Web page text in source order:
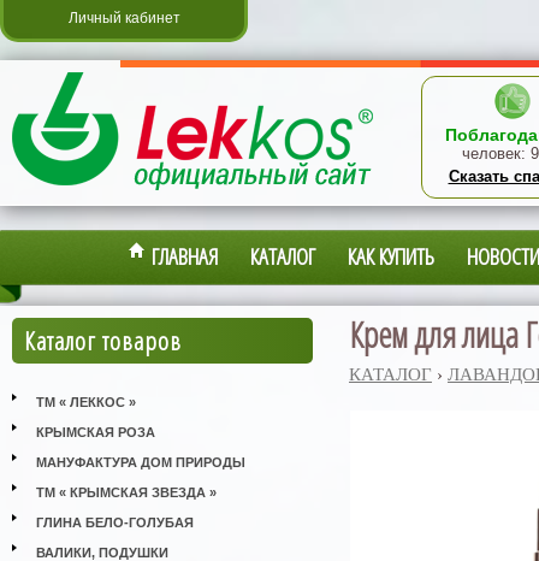
Личный кабинет
человек:
Сказать
ГЛАВНАЯ КАТАЛОГ КАК КУПИТЬ НОВОСТИ
Каталог товаров
ТМ « ЛЕККОС »
КРЫМСКАЯ РОЗА
МАНУФАКТУРА ДОМ ПРИРОДЫ
ТМ « КРЫМСКАЯ ЗВЕЗДА »
ГЛИНА БЕЛО-ГОЛУБАЯ
ВАЛИКИ, ПОДУШКИ
Крем для лица
КАТАЛОГ ›